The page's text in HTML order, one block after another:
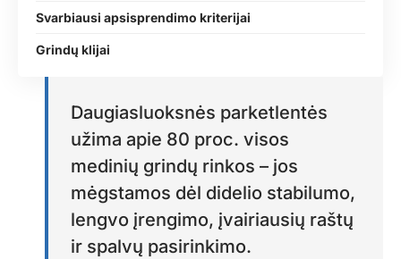
Svarbiausi apsisprendimo kriterijai
Grindų klijai
Daugiasluoksnės parketlentės
užima apie 80 proc. visos
medinių grindų rinkos – jos
mėgstamos dėl didelio stabilumo,
lengvo įrengimo, įvairiausių raštų
ir spalvų pasirinkimo.